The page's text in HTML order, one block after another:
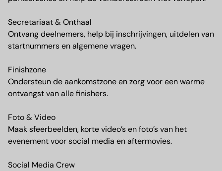
Secretariaat & Onthaal
Ontvang deelnemers, help bij inschrijvingen, uitdelen van
startnummers en algemene vragen.
Finishzone
Ondersteun de aankomstzone en zorg voor een warme
ontvangst van alle finishers.
Foto & Video
Maak sfeerbeelden, korte video’s en foto’s van het
evenement voor social media en aftermovies.
Social Media Crew